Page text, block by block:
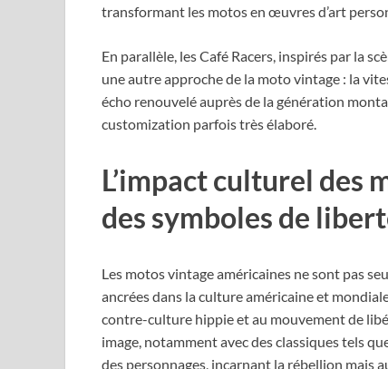
transformant les motos en œuvres d’art
En parallèle, les Café Racers, inspirés par la
une autre approche de la moto vintage : la
écho renouvelé auprès de la génération
customization parfois très élaboré.
L’impact culturel des
des symboles de
Les motos vintage américaines ne sont pas
ancrées dans la culture américaine et
contre-culture hippie et au mouvement de
image, notamment avec des classiques tels
des personnages, incarnant la rébellion mais